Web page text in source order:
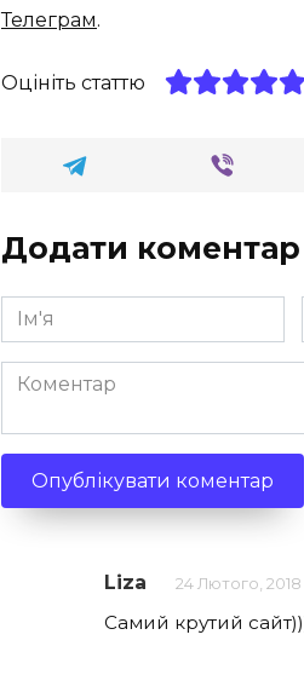
Телеграм.
Оцініть статтю
Додати коментар
Ім'я
*
Коментар
Liza 24 Лютого, 2018
Самий крутий